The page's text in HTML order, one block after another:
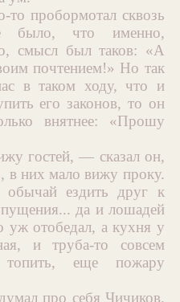
пробормотал сквозь
было, что именно,
смысл был таков: «А
почтением!» Но так
в таком ходу, что и
его законов, то он
внятнее: «Прошу
гостей, — сказал он,
в них мало вижу проку.
обычай ездить друг к
да и лошадей
отобедал, а кухня у
и труба-то совсем
топить, еще пожару
про себя Чичиков.